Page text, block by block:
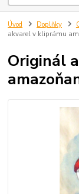
Úvod Doplňky
akvarel v kliprámu
Originál